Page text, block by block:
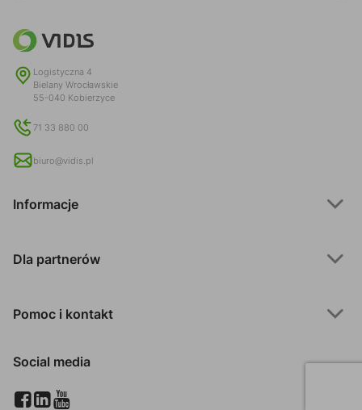
Logistyczna 4
Bielany Wrocławskie
55-040 Kobierzyce
71 33 880 00
biuro@vidis.pl
Informacje
Dla partnerów
Pomoc i kontakt
Social media